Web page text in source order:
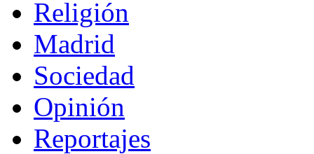
Religión
Madrid
Sociedad
Opinión
Reportajes